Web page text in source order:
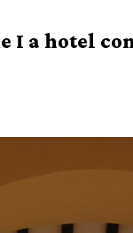
I a hotel